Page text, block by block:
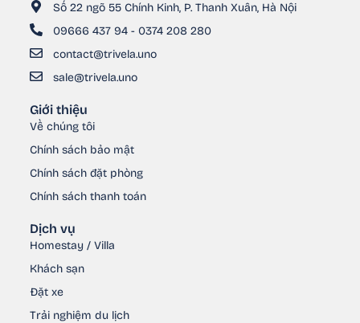
Số 22 ngõ 55 Chính Kinh, P. Thanh Xuân, Hà Nội
09666 437 94 - 0374 208 280
contact@trivela.uno
sale@trivela.uno
Giới thiệu
Về chúng tôi
Chính sách bảo mật
Chính sách đặt phòng
Chính sách thanh toán
Dịch vụ
Homestay / Villa
Khách sạn
Đặt xe
Trải nghiệm du lịch